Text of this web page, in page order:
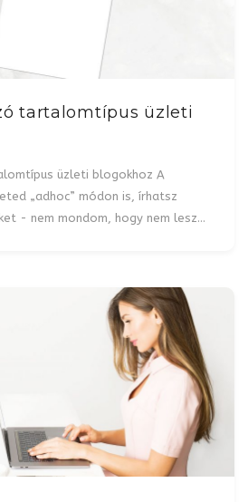
tartalomtípus üzleti
üzleti blogokhoz A
„adhoc” módon is, írhatsz
- nem mondom, hogy nem lesz…